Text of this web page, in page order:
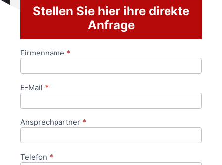
Stellen Sie hier ihre direkte
Anfrage
Anfrageformular
Firmenname *
E-Mail *
Ansprechpartner *
Telefon *